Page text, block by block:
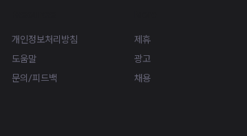
개인정보처리방침
도움말
문의/피드백
제휴
광고
채용